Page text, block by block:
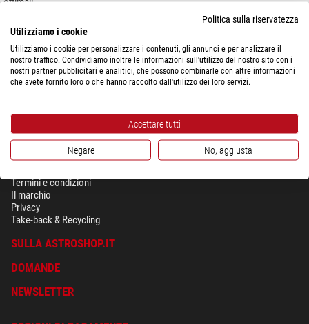
L’apertura è espressa in millimetri. Spesso però viene riportata anche in
L’equivalenza è: 1 pollice corrisponde a 25,4 millimetri.
Quindi, un telescopio con un’apertura compresa tra 200 e 205 millimetri
Termini e condizioni
Il marchio
Privacy
Take-back & Recycling
SULLA ASTROSHOP.IT
DOMANDE
NEWSLETTER
Politica sulla riservatezza
Utilizziamo i cookie
Utilizziamo i cookie per personalizzare i contenuti, gli annunci e per analizzare il
nostro traffico. Condividiamo inoltre le informazioni sull'utilizzo del nostro sito con i
nostri partner pubblicitari e analitici, che possono combinarle con altre informazioni
che avete fornito loro o che hanno raccolto dall'utilizzo dei loro servizi.
Accettare tutti
Negare No, aggiusta